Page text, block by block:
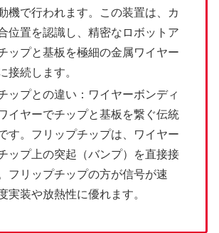
機で行われます。この装置は、カ
位置を認識し、精密なロボットア
ップと基板を極細の金属ワイヤー
接続します。
ップとの違い：ワイヤーボンディ
イヤーでチップと基板を繋ぐ伝統
す。フリップチップは、ワイヤー
ップ上の突起（バンプ）を直接接
フリップチップの方が信号が速
実装や放熱性に優れます。